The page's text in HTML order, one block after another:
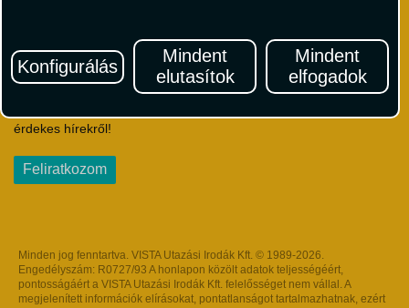
Konfigurálás
Mindent
elutasítok
Mindent
elfogadok
Hírlevél
Iratkozzon fel Magyarország egyik legszínesebb utazási
érdekes hírekről!
Feliratkozom
Minden jog fenntartva. VISTA Utazási Irodák Kft. © 1989-2026.
Engedélyszám: R0727/93 A honlapon közölt adatok teljességéért,
pontosságáért a VISTA Utazási Irodák Kft. felelősséget nem vállal. A
megjelenített információk elírásokat, pontatlanságot tartalmazhatnak, ezért